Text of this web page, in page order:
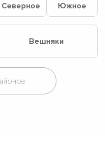
Северное
Южное
Вешняки